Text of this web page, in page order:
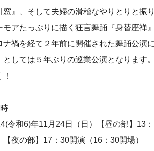
窓』、そして夫婦の滑稽なやりとりと振
モアたっぷりに描く狂言舞踊『身替座禅
ナ禍を経て２年前に開催された舞踊公演
としては５年ぶりの巡業公演となります
令和6)年11月24日（日）【昼の部】13
【夜の部】17：30開演（16：30開場）